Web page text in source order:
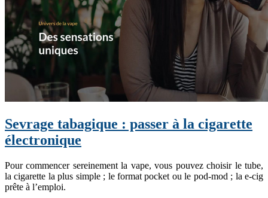
Sevrage tabagique : passer à la cigarette
électronique
Pour commencer sereinement la vape, vous pouvez choisir le tube,
la cigarette la plus simple ; le format pocket ou le pod-mod ; la e-cig
prête à l’emploi.